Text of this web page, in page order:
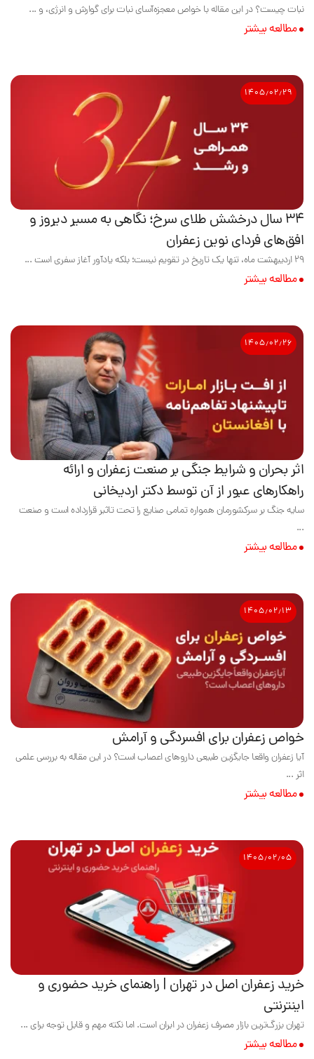
نبات چیست؟ در این مقاله با خواص معجزه‌آسای نبات برای گوارش و انرژی، و ...
مطالعه بیشتر
۱۴۰۵٫۰۲٫۲۹
۳۴ سال درخشش طلای سرخ؛ نگاهی به مسیر دیروز و
افق‌های فردای نوین زعفران
۲۹ اردیبهشت ماه، تنها یک تاریخ در تقویم نیست؛ بلکه یادآور آغاز سفری است ...
مطالعه بیشتر
۱۴۰۵٫۰۲٫۲۶
اثر بحران و شرایط جنگی بر صنعت زعفران و ارائه
راهکارهای عبور از آن توسط دکتر اردیخانی
سایه جنگ بر سرکشورمان همواره تمامی صنایع را تحت تاثیر قرارداده است و صنعت
...
مطالعه بیشتر
۱۴۰۵٫۰۲٫۱۳
خواص زعفران برای افسردگی و آرامش
آیا زعفران واقعا جایگزین طبیعی داروهای اعصاب است؟ در این مقاله به بررسی علمی
اثر ...
مطالعه بیشتر
۱۴۰۵٫۰۲٫۰۵
خرید زعفران اصل در تهران | راهنمای خرید حضوری و
اینترنتی
تهران بزرگ‌ترین بازار مصرف زعفران در ایران است. اما نکته مهم و قابل توجه برای ...
مطالعه بیشتر